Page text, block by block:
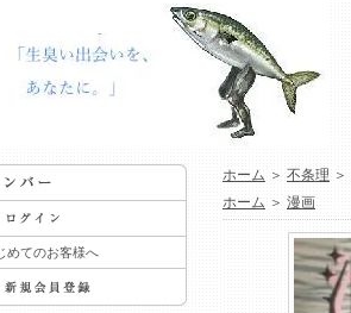
めてのお客様へ
ホーム ＞ 不条理 ＞
ホーム ＞ 漫画